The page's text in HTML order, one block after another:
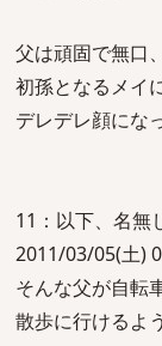
父は頑固で無口
初孫となるメイ
デレデレ顔にな
11：以下、名無
2011/03/05(土)
そんな父が自転
散歩に行けるよ